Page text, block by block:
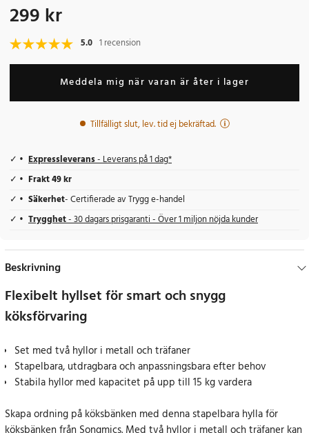
Pris:299 kr
299 kr
5.0 1 recension
Meddela mig när varan är åter i lager
Tillfälligt slut, lev. tid ej bekräftad.
Expressleverans- Leverans på 1 dag*
Frakt 49 kr
Säkerhet- Certifierade av Trygg e-handel
Trygghet- 30 dagars prisgaranti - Över 1 miljon nöjda kunder
Beskrivning
Flexibelt hyllset för smart och snygg
köksförvaring
Set med två hyllor i metall och träfaner
Stapelbara, utdragbara och anpassningsbara efter behov
Stabila hyllor med kapacitet på upp till 15 kg vardera
Skapa ordning på köksbänken med denna stapelbara hylla för